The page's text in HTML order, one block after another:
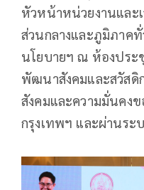
หัวหน้าหน่วยงานและ
ส่วนกลางและภูมิภาค
นโยบายฯ ณ ห้องปร
พัฒนาสังคมและสวัสดิ
สังคมและความมั่นคง
กรุงเทพฯ และผ่านร